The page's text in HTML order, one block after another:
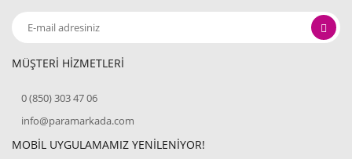
MÜŞTERİ HİZMETLERİ
0 (850) 303 47 06
info@paramarkada.com
MOBİL UYGULAMAMIZ YENİLENİYOR!